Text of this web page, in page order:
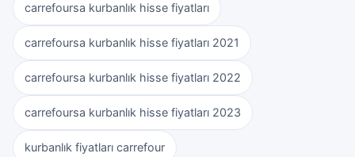
carrefoursa kurbanlık hisse fiyatları
carrefoursa kurbanlık hisse fiyatları 2021
carrefoursa kurbanlık hisse fiyatları 2022
carrefoursa kurbanlık hisse fiyatları 2023
kurbanlık fiyatları carrefour